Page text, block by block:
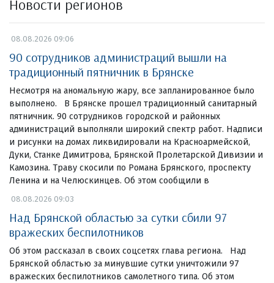
Новости регионов
08.08.2026 09:06
90 сотрудников администраций вышли на
традиционный пятничник в Брянске
Несмотря на аномальную жару, все запланированное было
выполнено. В Брянске прошел традиционный санитарный
пятничник. 90 сотрудников городской и районных
администраций выполняли широкий спектр работ. Надписи
и рисунки на домах ликвидировали на Красноармейской,
Дуки, Станке Димитрова, Брянской Пролетарской Дивизии и
Камозина. Траву скосили по Романа Брянского, проспекту
Ленина и на Челюскинцев. Об этом сообщили в
08.08.2026 09:03
Над Брянской областью за сутки сбили 97
вражеских беспилотников
Об этом рассказал в своих соцсетях глава региона. Над
Брянской областью за минувшие сутки уничтожили 97
вражеских беспилотников самолетного типа. Об этом